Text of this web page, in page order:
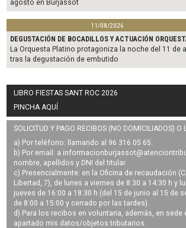
agosto en Burjassot
11/08/2026
DEGUSTACIÓN DE BOCADILLOS Y ACTUACIÓN
La Orquesta Platino protagoniza la noche del 11 de
tras la degustación de embutido
LIBRO FIESTAS SANT ROC 2026
PINCHA AQUÍ
SOLICITUD Y PAGO RECIBOS (NO DOMICILIADOS) O
a) Por teléfono: llamando al 96 316 05 65.
b) Por email: a
nombre, apellidos y DNI del titular.
c) Presencialmente: en la Oficina de recaudación
Libertad, 7), de lunes a viernes de 8:30 a 14:30 h y
jueves de 16:00 a 18:30 h (del 15 de junio al 15 de
de 8:00 a 15:00 y cerrado por las tardes).
d) Para los recibos en voluntaria, además, en sede
apartado mis datos/objetos tributarios.